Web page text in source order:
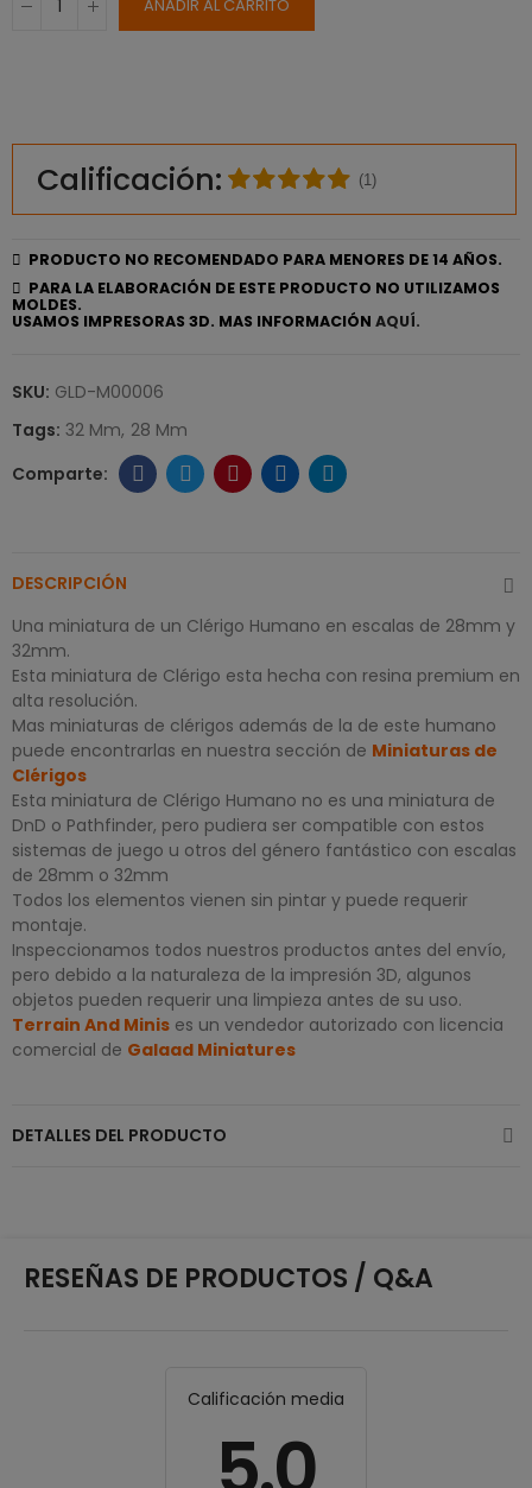
AÑADIR AL CARRITO
Calificación: (1)
PRODUCTO NO RECOMENDADO PARA MENORES DE 14 AÑOS.
PARA LA ELABORACIÓN DE ESTE PRODUCTO NO UTILIZAMOS
MOLDES.
USAMOS IMPRESORAS 3D. MAS INFORMACIÓN AQUÍ.
SKU: GLD-M00006
Tags: 32 Mm 28 Mm
DESCRIPCIÓN
Una miniatura de un Clérigo Humano en escalas de 28mm y
32mm.
Esta miniatura de Clérigo esta hecha con resina premium en
alta resolución.
Mas miniaturas de clérigos además de la de este humano
puede encontrarlas en nuestra sección de Miniaturas de
Clérigos
Esta miniatura de Clérigo Humano no es una miniatura de
DnD o Pathfinder, pero pudiera ser compatible con estos
sistemas de juego u otros del género fantástico con escalas
de 28mm o 32mm
Todos los elementos vienen sin pintar y puede requerir
montaje.
Inspeccionamos todos nuestros productos antes del envío,
pero debido a la naturaleza de la impresión 3D, algunos
objetos pueden requerir una limpieza antes de su uso.
Terrain And Minis es un vendedor autorizado con licencia
comercial de Galaad Miniatures
DETALLES DEL PRODUCTO
RESEÑAS DE PRODUCTOS / Q&A
Calificación media